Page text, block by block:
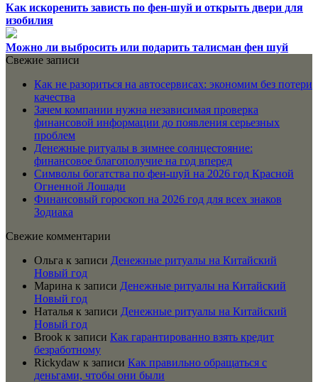
Как искоренить зависть по фен-шуй и открыть двери для
изобилия
Можно ли выбросить или подарить талисман фен шуй
Свежие записи
Как не разориться на автосервисах: экономим без потери
качества
Зачем компании нужна независимая проверка
финансовой информации до появления серьезных
проблем
Денежные ритуалы в зимнее солнцестояние:
финансовое благополучие на год вперед
Символы богатства по фен-шуй на 2026 год Красной
Огненной Лошади
Финансовый гороскоп на 2026 год для всех знаков
Зодиака
Свежие комментарии
Ольга к записи Денежные ритуалы на Китайский
Новый год
Марина к записи Денежные ритуалы на Китайский
Новый год
Наталья к записи Денежные ритуалы на Китайский
Новый год
Brook к записи Как гарантированно взять кредит
безработному
Rickydaw к записи Как правильно обращаться с
деньгами, чтобы они были